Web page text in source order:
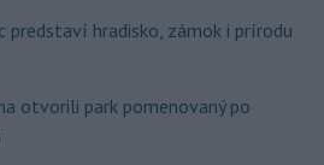
predstaví hradisko, zámok i prírodu
otvorili park pomenovaný po